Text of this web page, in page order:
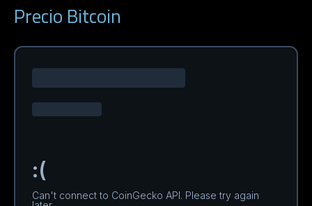
Precio Bitcoin